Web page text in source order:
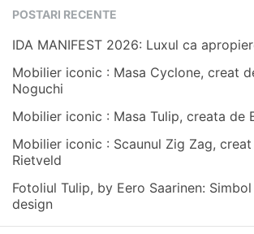
POSTARI RECENTE
IDA MANIFEST 2026: Luxul ca
Mobilier iconic : Masa Cyclone, creat
Noguchi
Mobilier iconic : Masa Tulip, creata de
Mobilier iconic : Scaunul Zig Zag,
Rietveld
Fotoliul Tulip, by Eero Saarinen:
design